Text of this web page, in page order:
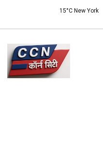
15°C New York